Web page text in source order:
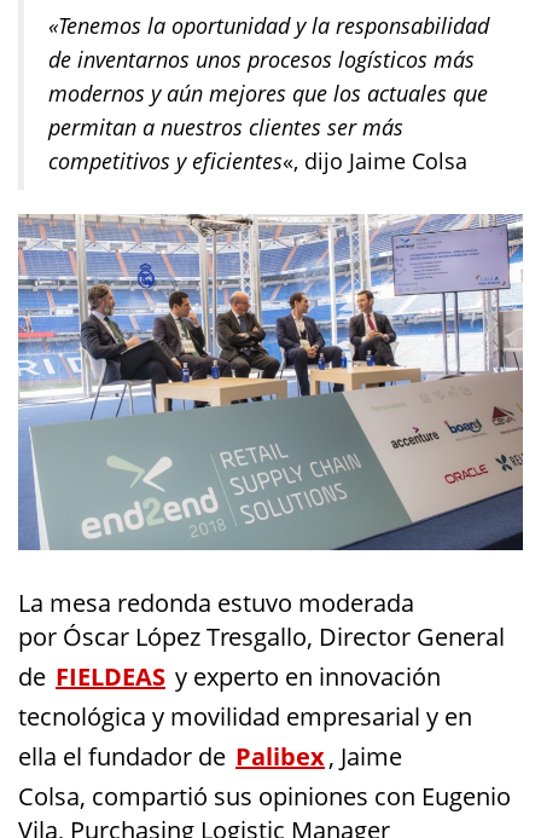
«Tenemos la oportunidad y la responsabilidad
de inventarnos unos procesos logísticos más
modernos y aún mejores que los actuales que
permitan a nuestros clientes ser más
competitivos y eficientes«, dijo Jaime Colsa
La mesa redonda estuvo moderada
por Óscar LópezTresgallo, Director General
de FIELDEAS y experto en innovación
tecnológica y movilidad empresarial y en
ella el fundador de Palibex, Jaime
Colsa, compartió sus opiniones con Eugenio
Vila, Purchasing Logistic Manager